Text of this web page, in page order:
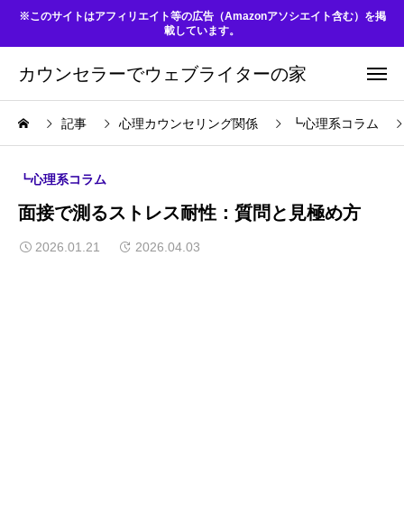
※このサイトはアフィリエイト等の広告（Amazonアソシエイト含む）を掲
載しています。
カウンセラーでウェブライターの家
記事 心理カウンセリング関係 ┗心理系コラム
┗心理系コラム
面接で測るストレス耐性：質問と見極め方
2026.01.21 2026.04.03